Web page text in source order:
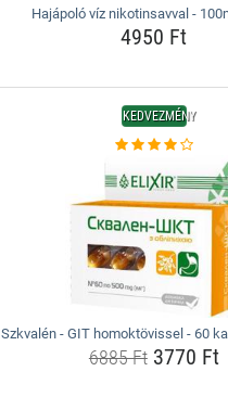
Hajápoló víz nikotinsavval -
4950 Ft
KEDVEZMÉNY
Szkvalén - GIT homoktövissel - 60
6885 Ft3770 Ft